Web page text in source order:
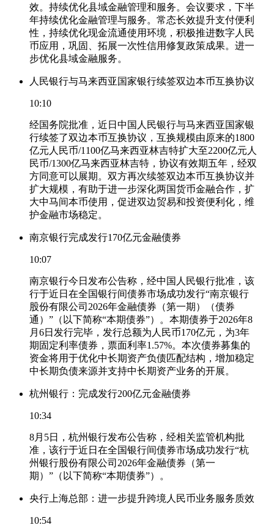
效。持续优化县域金融管理和服务。会议要求，下半
年持续优化金融管理与服务。常态长效提升支付便利
性，持续优化现金流通使用环境，积极推进数字人民
币应用，巩固、拓展一次性信用修复政策成果。进一
步优化县域金融服务。
人民银行与马来西亚国家银行续签双边本币互换协议
10:10
经国务院批准，近日中国人民银行与马来西亚国家银
行续签了双边本币互换协议，互换规模由原来的1800
亿元人民币/1100亿马来西亚林吉特扩大至2200亿元人
民币/1300亿马来西亚林吉特，协议有效期五年，经双
方同意可以展期。双方再次续签双边本币互换协议并
扩大规模，有助于进一步深化两国货币金融合作，扩
大中马间本币使用，促进双边贸易和投资便利化，维
护金融市场稳定。
南京银行完成发行170亿元金融债券
10:07
南京银行今日发布公告称，经中国人民银行批准，该
行于近日在全国银行间债券市场成功发行“南京银行
股份有限公司2026年金融债券（第一期）（债券
通）”（以下简称“本期债券”）。本期债券于2026年8
月6日发行完毕，发行总额为人民币170亿元，为3年
期固定利率债券，票面利率1.57%。本次债券募集的
资金将用于优化中长期资产负债匹配结构，增加稳定
中长期负债来源并支持中长期资产业务的开展。
杭州银行：完成发行200亿元金融债券
10:34
8月5日，杭州银行发布公告称，经相关监管机构批
准，该行于近日在全国银行间债券市场成功发行“杭
州银行股份有限公司2026年金融债券（第一
期）”（以下简称“本期债券”）。
央行上海总部：进一步提升跨境人民币业务服务质效
10:54